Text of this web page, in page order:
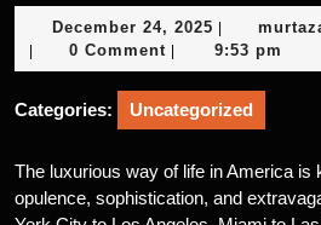
December 24, 2025 December
24,
2025
murtazaneon2001@gmail.com
0 Comment 9:53 pm
Categories: Uncategorized
The luxurious way of life in America is
opulence, sophistication, and